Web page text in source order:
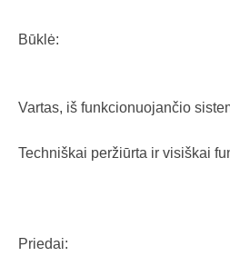
Būklė:
Vartas, iš funkcionuojančio
Techniškai peržiūrta ir visiškai
Priedai: